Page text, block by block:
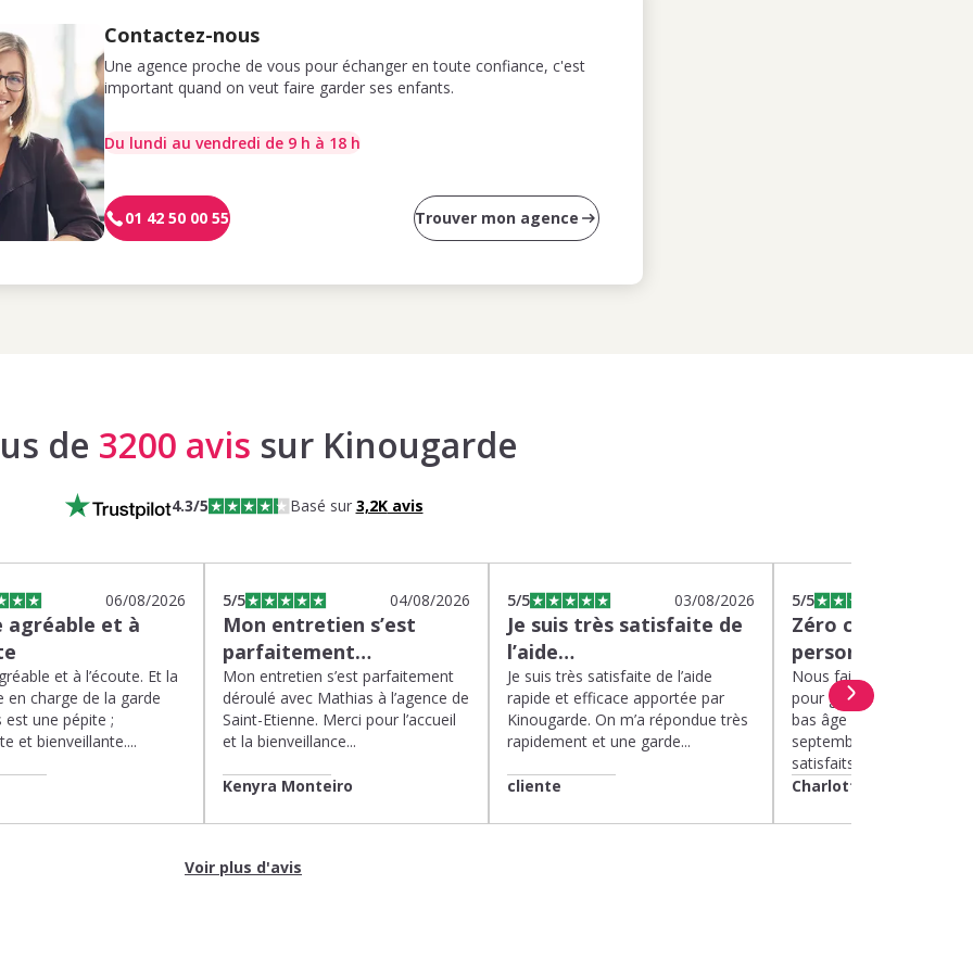
Contactez-nous
Une agence proche de vous pour échanger en toute confiance, c'est
important quand on veut faire garder ses enfants.
Du lundi au vendredi de 9 h à 18 h
01 42 50 00 55 Trouver mon agence
de 3200 avis sur Kinougarde
4.3/5 Basé sur 3,2Kavis
06/08/2026
agréable et à
et à l’écoute. Et la
en charge de la garde
est une pépite ;
et bienveillante....
5/5 04/08/2026
Mon entretien s’est
parfaitement…
Mon entretien s’est parfaitement
déroulé avec Mathias à l’agence de
Saint-Etienne. Merci pour l’accueil
et la bienveillance...
Kenyra Monteiro
5/5 03/08/2026
Je suis très satisfaite de
l’aide…
Je suis très satisfaite de l’aide
rapide et efficace apportée par
Kinougarde. On m’a répondue très
rapidement et une garde...
cliente
5/5
Zéro charge
personnel de
Nous faisons appel à
pour garder nos deux
bas âge le mercredi
septembre 2025. Nous
satisfaits....
Charlotte
Voir plus d'avis